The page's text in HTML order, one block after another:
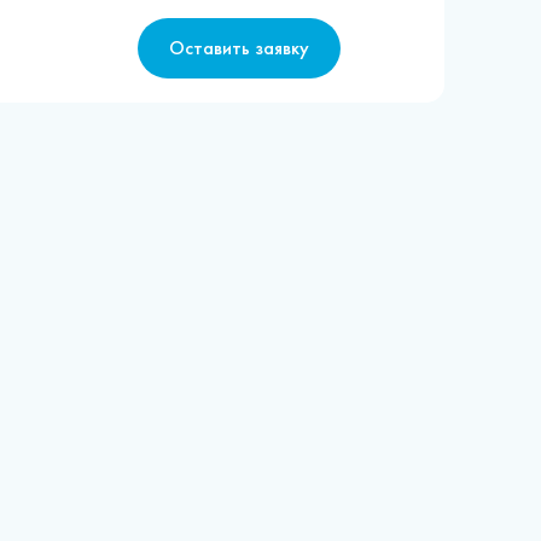
Оставить заявку